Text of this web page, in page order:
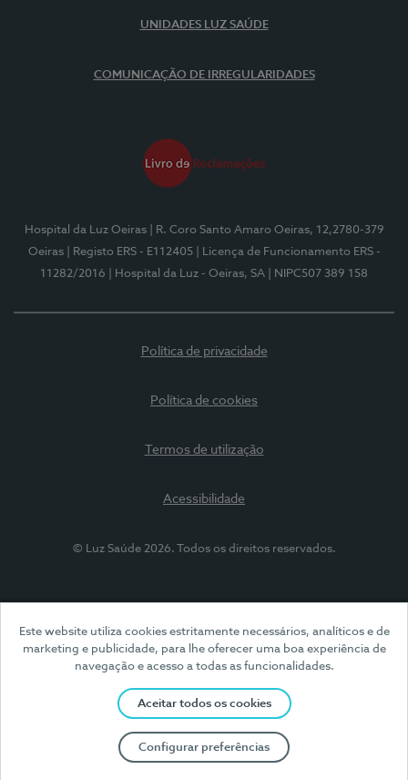
Este website utiliza cookies estritamente necessários, analíticos e de
marketing e publicidade, para lhe oferecer uma boa experiência de
navegação e acesso a todas as funcionalidades.
Aceitar todos os cookies
Configurar preferências
UNIDADES LUZ SAÚDE
COMUNICAÇÃO DE IRREGULARIDADES
Hospital da Luz Oeiras
| R. Coro Santo Amaro Oeiras, 12,2780-379
Oeiras
| Registo ERS - E112405
| Licença de Funcionamento ERS -
11282/2016
| Hospital da Luz - Oeiras, SA | NIPC507 389 158
Política de privacidade
Política de cookies
Termos de utilização
Acessibilidade
© Luz Saúde 2026. Todos os direitos reservados.